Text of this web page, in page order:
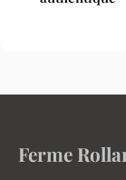
Ferme